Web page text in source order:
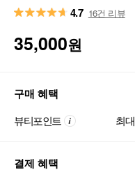
4.7 16건 리뷰
35,000원
구매 혜택
뷰티포인트 최대
결제 혜택